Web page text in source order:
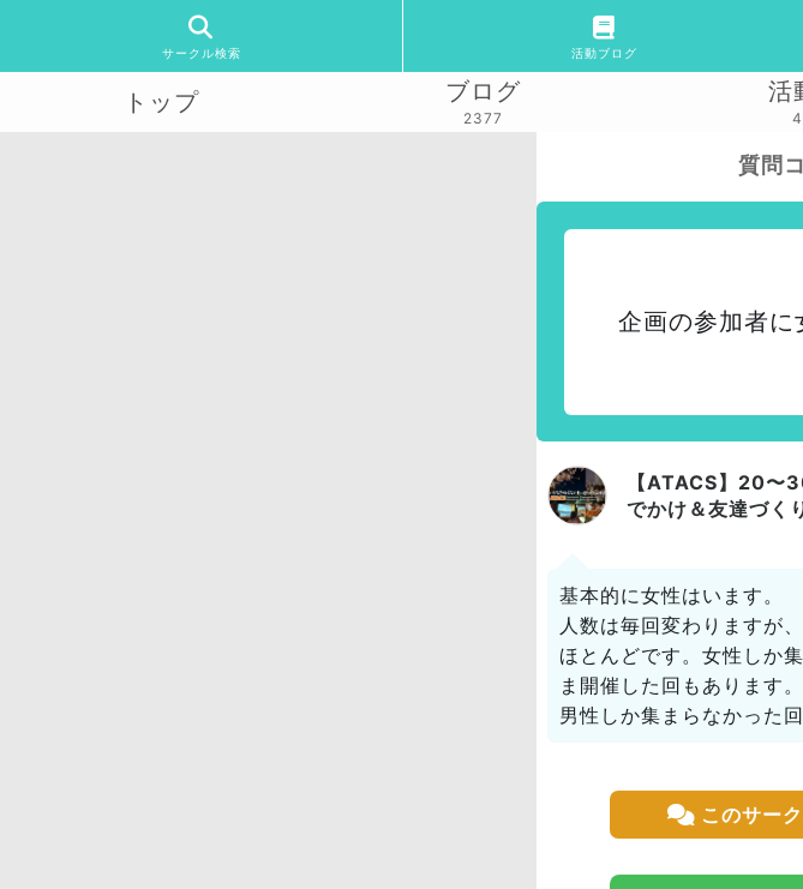
サークル検索 活動ブログ
トップ ブログ
2377
活
質問
企画の参加者に
【ATACS】20〜
でかけ＆友達づく
基本的に女性はいます。
人数は毎回変わりますが
ほとんどです。女性しか
ま開催した回もあります。
男性しか集まらなかった
このサー